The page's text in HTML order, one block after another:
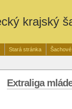
krajský
Stará stránka
Extraliga